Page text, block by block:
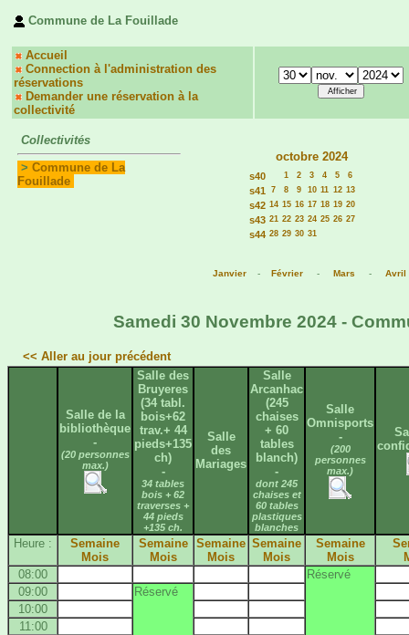
Commune de La Fouillade
Accueil
Connection à l'administration des
réservations
Demander une réservation à la
collectivité
Collectivités
> Commune de La
Fouillade
octobre 2024
s40 1 2 3 4 5 6
s41 7 8 9 10 11 12 13
s42 14 15 16 17 18 19 20
s43 21 22 23 24 25 26 27
s44 28 29 30 31
Janvier - Février - Mars - Avril
Samedi 30 Novembre 2024 -
<< Aller au jour précédent
Salle de la
bibliothèque
-
(20 personnes
max.)
Salle des
Bruyeres
(34 tabl.
bois+62
trav.+ 44
pieds+135
ch)
-
34 tables
bois + 62
traverses +
44 pieds
+135 ch.
Salle
des
Mariages
Salle
Arcanhac
(245
chaises
+ 60
tables
blanch)
-
dont 245
chaises et
60 tables
plastiques
blanches
Salle
Omnisports
-
(200
personnes
max.)
Heure :
Semaine
Mois
Semaine
Mois
Semaine
Mois
Semaine
Mois
Semaine
Mois
08:00
Réservé
09:00
Réservé
10:00
11:00